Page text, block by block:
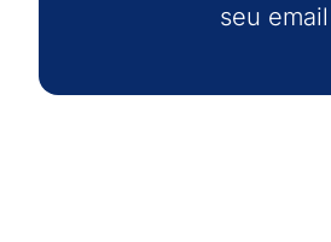
seu email